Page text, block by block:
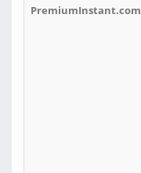
PremiumInstant.com